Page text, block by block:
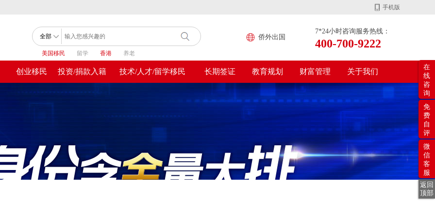
手机版
美国移民 留学 香港 养老
侨外出国
7*24小时咨询服务热线：
400-700-9222
创业移民 投资/捐款入籍 技术/人才/留学移民 长期签证 教育规划 财富管理 关于我们
在
线
咨
询
免
费
自
评
微
信
客
服
返回
顶部